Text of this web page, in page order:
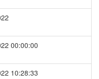
00:00:00
10:28:33